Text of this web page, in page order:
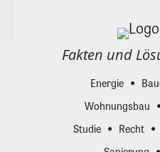
Fakten und
Energie
Wohnungsbau
Studie
Recht